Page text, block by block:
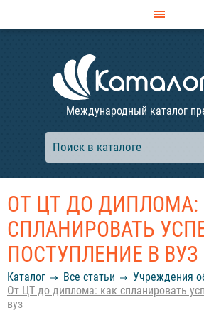
Международный каталог
ОТ ЦТ ДО ДИПЛОМА:
СПЛАНИРОВАТЬ
ПОСТУПЛЕНИЕ В ВУЗ
Каталог Все статьи
Учреждения
От ЦТ до диплома: как спланировать
вуз